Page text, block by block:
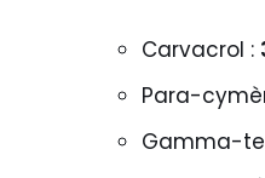
Carvacrol :
Para-
Gamma-